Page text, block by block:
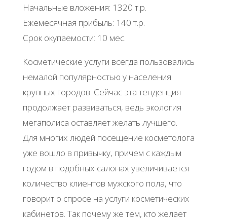
Начальные вложения: 1320 т.р.
Ежемесячная прибыль: 140 т.р.
Срок окупаемости: 10 мес.
Косметические услуги всегда пользовались
немалой популярностью у населения
крупных городов. Сейчас эта тенденция
продолжает развиваться, ведь экология
мегаполиса оставляет желать лучшего.
Для многих людей посещение косметолога
уже вошло в привычку, причем с каждым
годом в подобных салонах увеличивается
количество клиентов мужского пола, что
говорит о спросе на услуги косметических
кабинетов. Так почему же тем, кто желает